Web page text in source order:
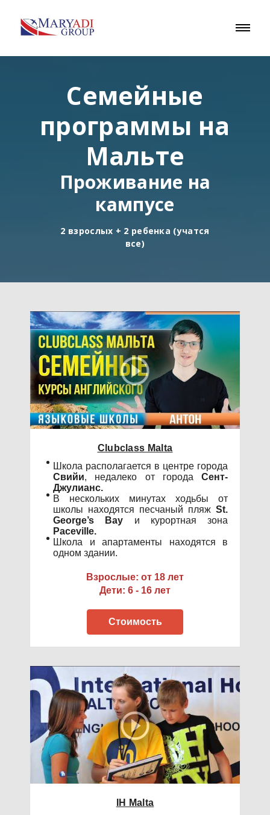
Семейные
программы на
Мальте
Проживание на
кампусе
2 взрослых + 2 ребенка (учатся
все)
Clubclass Malta
Школа располагается в центре города
Свийи, недалеко от города Сент-
Джулианс.
В нескольких минутах ходьбы от
школы находятся песчаный пляж St.
George’s Bay и курортная зона
Paceville.
Школа и апартаменты находятся в
одном здании.
Взрослые: от 18 лет
Дети: 6 - 16 лет
Стоимость
IH Malta